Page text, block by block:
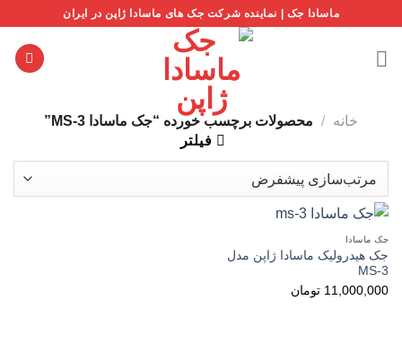
content
ماسادا جک | نماینده شرکت جک های ماسادا ژاپن در ایران
خانه / محصولات برچسب خورده “جک ماسادا MS-3”
فیلتر
جک ماسادا
جک هیدرولیک ماسادا ژاپن مدل
MS-3
11,000,000 تومان